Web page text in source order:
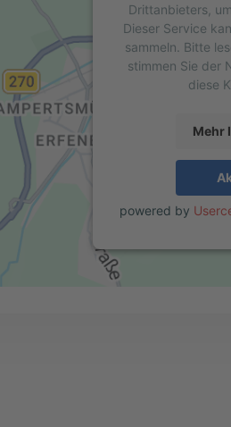
Drittanbieters,
Dieser Service
sammeln. Bitte
stimmen Sie der
diese
Mehr
powered by